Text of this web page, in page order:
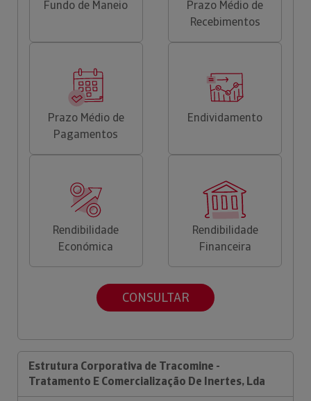
Fundo de Maneio
Prazo Médio de
Recebimentos
Prazo Médio de
Pagamentos
Endividamento
Rendibilidade
Económica
Rendibilidade
Financeira
CONSULTAR
Estrutura Corporativa de Tracomine -
Tratamento E Comercialização De Inertes, Lda